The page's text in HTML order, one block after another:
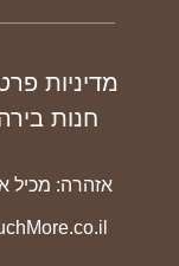
מדיניות
חנות
אזהרה: מכיל